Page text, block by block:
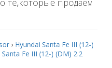
те,которые продаём
› Hyundai Santa Fe III (12-)
Santa Fe III (12-) (DM) 2.2